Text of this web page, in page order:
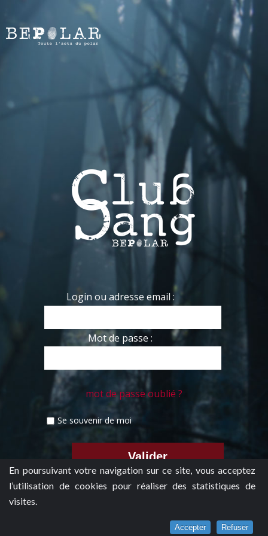
En poursuivant votre navigation sur ce site, vous acceptez
l’utilisation de cookies pour réaliser des statistiques de
visites.
Accepter Refuser
Login ou adresse email :
Mot de passe :
mot de passe oublié ?
Se souvenir de moi